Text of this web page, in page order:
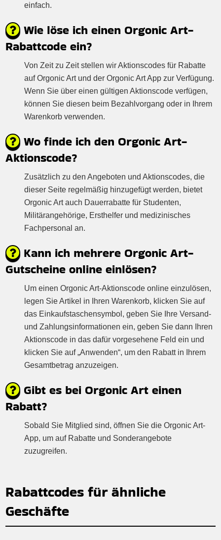
einfach.
Wie löse ich einen Orgonic Art-
Rabattcode ein?
Von Zeit zu Zeit stellen wir Aktionscodes für Rabatte
auf Orgonic Art und der Orgonic Art App zur Verfügung.
Wenn Sie über einen gültigen Aktionscode verfügen,
können Sie diesen beim Bezahlvorgang oder in Ihrem
Warenkorb verwenden.
Wo finde ich den Orgonic Art-
Aktionscode?
Zusätzlich zu den Angeboten und Aktionscodes, die
dieser Seite regelmäßig hinzugefügt werden, bietet
Orgonic Art auch Dauerrabatte für Studenten,
Militärangehörige, Ersthelfer und medizinisches
Fachpersonal an.
Kann ich mehrere Orgonic Art-
Gutscheine online einlösen?
Um einen Orgonic Art-Aktionscode online einzulösen,
legen Sie Artikel in Ihren Warenkorb, klicken Sie auf
das Einkaufstaschensymbol, geben Sie Ihre Versand-
und Zahlungsinformationen ein, geben Sie dann Ihren
Aktionscode in das dafür vorgesehene Feld ein und
klicken Sie auf „Anwenden“, um den Rabatt in Ihrem
Gesamtbetrag anzuzeigen.
Gibt es bei Orgonic Art einen
Rabatt?
Sobald Sie Mitglied sind, öffnen Sie die Orgonic Art-
App, um auf Rabatte und Sonderangebote
zuzugreifen.
Rabattcodes für ähnliche
Geschäfte